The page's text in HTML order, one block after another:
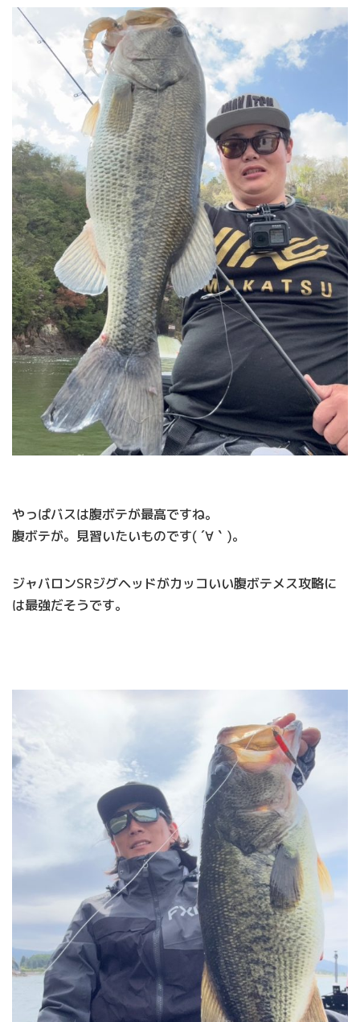
やっぱバスは腹ボテが最高ですね。
腹ボテが。見習いたいものです( ´∀｀)。
ジャバロンSRジグヘッドがカッコいい腹ボテメス攻略に
は最強だそうです。